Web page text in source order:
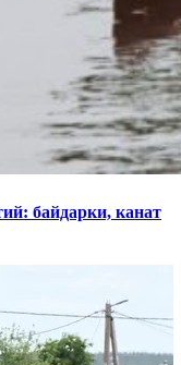
байдарки, канат